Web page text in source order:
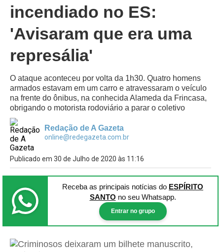
incendiado no ES:
'Avisaram que era uma
represália'
O ataque aconteceu por volta da 1h30. Quatro homens
armados estavam em um carro e atravessaram o veículo
na frente do ônibus, na conhecida Alameda da Frincasa,
obrigando o motorista rodoviário a parar o coletivo
Redação de A Gazeta
online@redegazeta.com.br
Publicado em 30 de Julho de 2020 às 11:16
Receba as principais notícias do ESPÍRITO
SANTO no seu Whatsapp.
Entrar no grupo